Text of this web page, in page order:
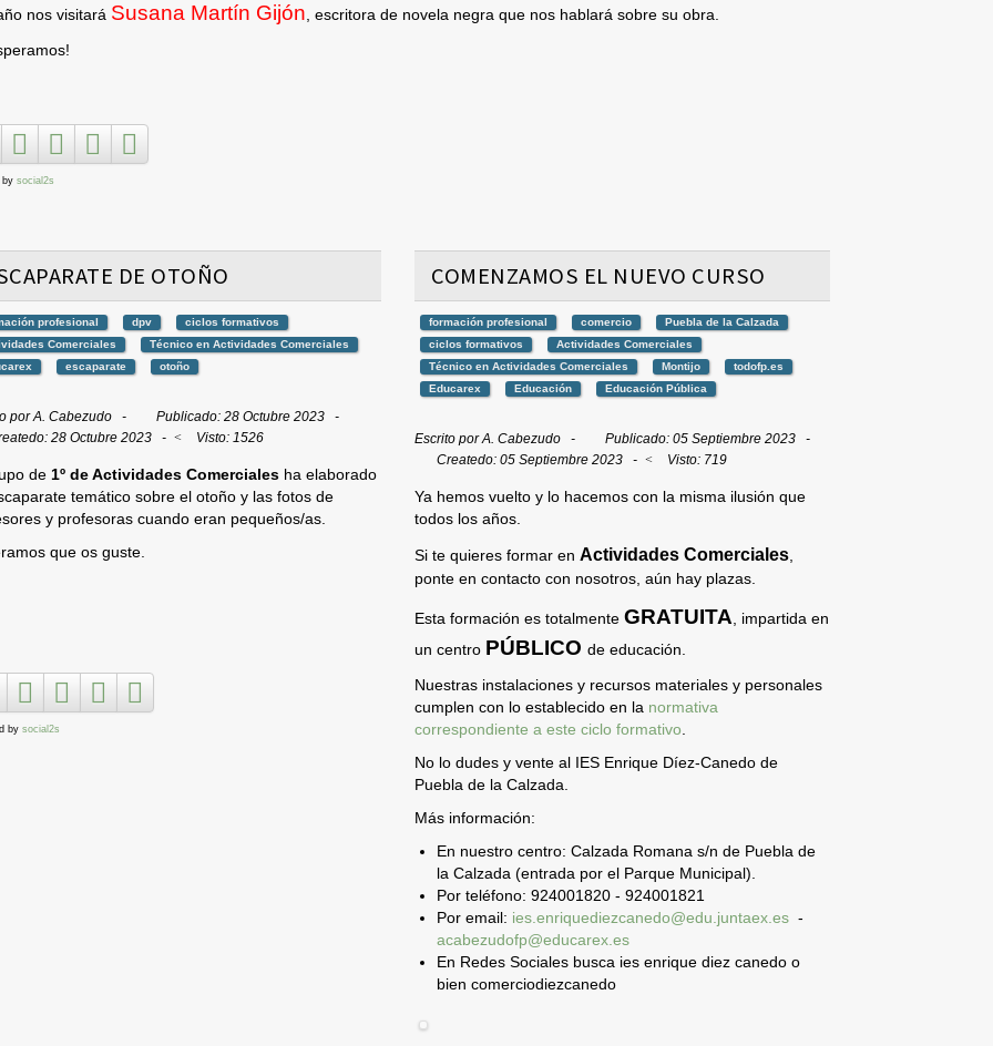
nos visitará Susana Martín Gijón, escritora de novela negra que nos hablará sobre su obra.
by social2s
DE OTOÑO
profesional dpv
ciclos formativos
Comerciales
Técnico en Actividades Comerciales
escaparate otoño
porA. Cabezudo
Publicado: 28 Octubre 2023
28 Octubre 2023
Visto: 1526
de 1º de Actividades Comerciales ha elaborado
temático sobre el otoño y las fotos de
y profesoras cuando eran pequeños/as.
que os guste.
by social2s
COMENZAMOS EL NUEVO CURSO
formación profesional comercio
Puebla de la Calzada
ciclos formativos
Actividades Comerciales
Técnico en Actividades Comerciales
Montijo
todofp.es
Educarex
Educación Educación Pública
Escrito porA. Cabezudo
Publicado: 05 Septiembre 2023
Createdo: 05 Septiembre 2023
Visto: 719
Ya hemos vuelto y lo hacemos con la misma ilusión que
todos los años.
Si te quieres formar enActividades Comerciales,
ponte en contacto con nosotros, aún hay plazas.
Esta formación es totalmenteGRATUITA, impartida en
un centro PÚBLICOde educación.
Nuestras instalaciones y recursos materiales y personales
cumplen con lo establecido en la normativa
correspondiente a este ciclo formativo.
No lo dudes y vente al IES Enrique Díez-Canedo de
Puebla de la Calzada.
Más información:
En nuestro centro: Calzada Romana s/n de Puebla de
la Calzada (entrada por el Parque Municipal).
Por teléfono: 924001820 - 924001821
Por email: ies.enriquediezcanedo@edu.juntaex.es -
acabezudofp@educarex.es
En Redes Sociales busca ies enrique diez canedo o
bien comerciodiezcanedo